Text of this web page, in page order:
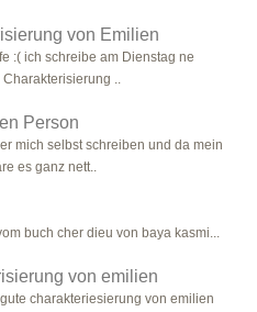
von Emilien
:( ich schreibe am Dienstag ne
..
Person
mich selbst schreiben und da mein
es ganz nett..
buch cher dieu von baya kasmi...
von emilien
charakteriesierung von emilien